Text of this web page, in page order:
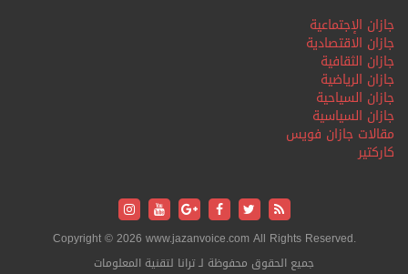
جازان الإجتماعية
جازان الاقتصادية
جازان الثقافية
جازان الرياضية
جازان السياحية
جازان السياسية
مقالات جازان فويس
كاركتير
Copyright © 2026 www.jazanvoice.com All Rights Reserved.
جميع الحقوق محفوظة لـ ترانا لتقنية المعلومات